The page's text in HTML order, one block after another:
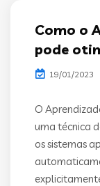
Como o
pode
19/01/2023
O
uma técnica
os sistemas